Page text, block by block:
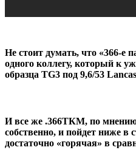
Не стоит думать, что «366-
одного коллегу, который к
образца TG3 под 9,6/53
И все же .366ТКМ, по мнению
собственно, и пойдет ниже в
достаточно «горячая» в